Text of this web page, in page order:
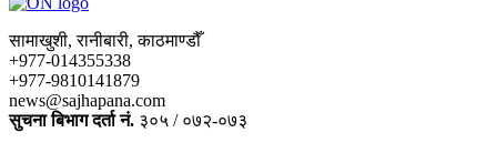
सामाखुशी, रानीबारी, काठमाण्डौँ
+977-014355338
+977-9810141879
news@sajhapana.com
सुचना बिभाग दर्ता नं. ३०५ / ०७२-०७३